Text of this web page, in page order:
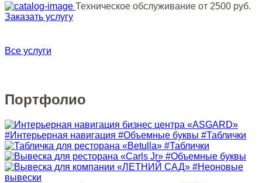
Техническое обслуживание от 2500 руб.
Заказать услугу
Все услуги
Портфолио
#Интерьерная навигация #Объемные буквы #Таблички
#Таблички
#Объемные буквы
#Неоновые
вывески